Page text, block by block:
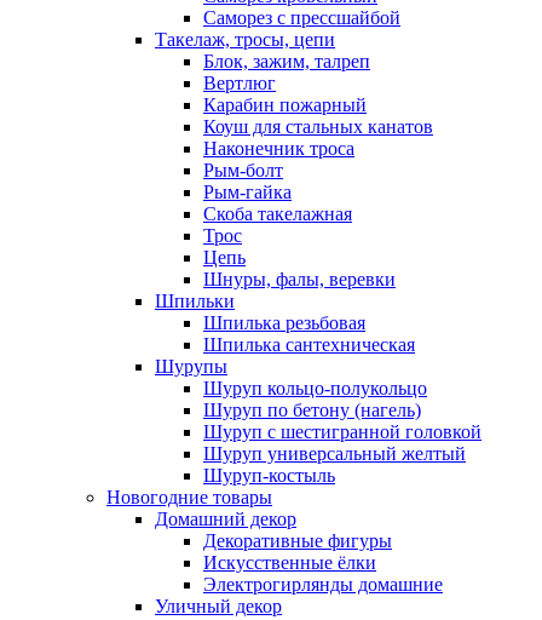
Саморез с прессшайбой
Такелаж, тросы, цепи
Блок, зажим, талреп
Вертлюг
Карабин пожарный
Коуш для стальных канатов
Наконечник троса
Рым-болт
Рым-гайка
Скоба такелажная
Трос
Цепь
Шнуры, фалы, веревки
Шпильки
Шпилька резьбовая
Шпилька сантехническая
Шурупы
Шуруп кольцо-полукольцо
Шуруп по бетону (нагель)
Шуруп с шестигранной головкой
Шуруп универсальный желтый
Шуруп-костыль
Новогодние товары
Домашний декор
Декоративные фигуры
Искусственные ёлки
Электрогирлянды домашние
Уличный декор